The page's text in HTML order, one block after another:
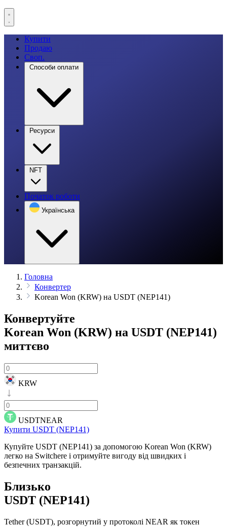
Купити
Продаю
Своп.
Способи оплати
Ресурси
NFT
Початок роботи
Українська
Головна
Конвертер
Korean Won (KRW) на USDT (NEP141)
Конвертуйте
Korean Won (KRW) на USDT (NEP141)
миттєво
KRW
USDTNEAR
Купити USDT (NEP141)
Купуйте USDT (NEP141) за допомогою Korean Won (KRW)
легко на Switchere і отримуйте вигоду від швидких і
безпечних транзакцій.
Близько
USDT (NEP141)
Tether (USDT), розгорнутий у протоколі NEAR як токен